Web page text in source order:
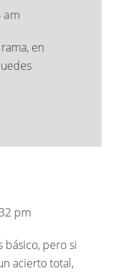
am
en
pm
básico, pero si
acierto total,